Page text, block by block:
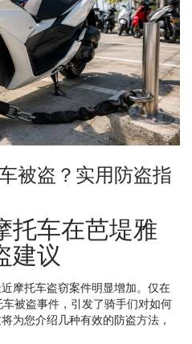
被盗？实用防盗指
托车在芭堤雅
建议
摩托车盗窃案件明显增加。仅在
被盗事件，引发了骑手们对如何
为您介绍几种有效的防盗方法，